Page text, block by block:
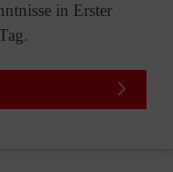
in Erster